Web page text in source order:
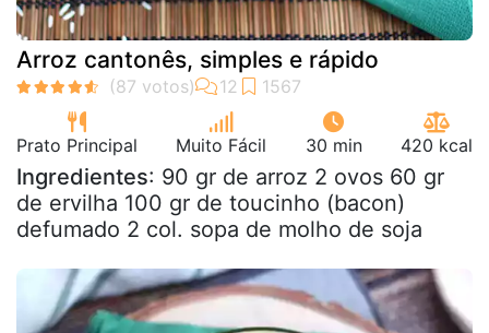
Arroz cantonês, simples e rápido
Prato Principal Muito Fácil 30 min 420 kcal
Ingredientes: 90 gr de arroz 2 ovos 60 gr
de ervilha 100 gr de toucinho (bacon)
defumado 2 col. sopa de molho de soja